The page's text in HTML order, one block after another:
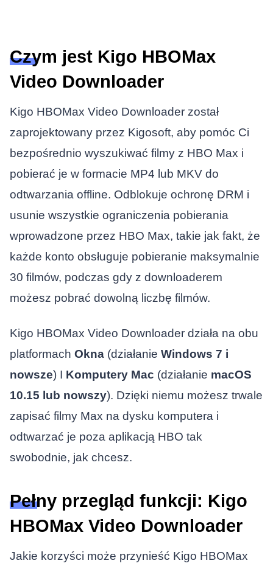
Czym jest Kigo HBOMax
Video Downloader
Kigo HBOMax Video Downloader został
zaprojektowany przez Kigosoft, aby pomóc Ci
bezpośrednio wyszukiwać filmy z HBO Max i
pobierać je w formacie MP4 lub MKV do
odtwarzania offline. Odblokuje ochronę DRM i
usunie wszystkie ograniczenia pobierania
wprowadzone przez HBO Max, takie jak fakt, że
każde konto obsługuje pobieranie maksymalnie
30 filmów, podczas gdy z downloaderem
możesz pobrać dowolną liczbę filmów.
Kigo HBOMax Video Downloader działa na obu
platformach Okna(działanie Windows 7 i
nowsze) I Komputery Mac (działanie macOS
10.15 lub nowszy). Dzięki niemu możesz trwale
zapisać filmy Max na dysku komputera i
odtwarzać je poza aplikacją HBO tak
swobodnie, jak chcesz.
Pełny przegląd funkcji: Kigo
HBOMax Video Downloader
Jakie korzyści może przynieść Kigo HBOMax